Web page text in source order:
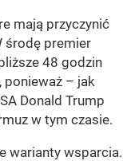
mają przyczynić
środę premier
48 godzin
ponieważ – jak
Donald Trump
w tym czasie.
warianty wsparcia.